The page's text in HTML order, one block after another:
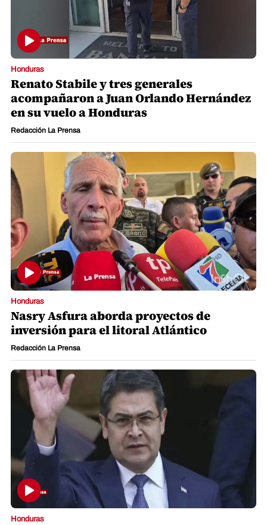
Honduras
Renato Stabile y tres generales
acompañaron a Juan Orlando Hernández
en su vuelo a Honduras
Redacción La Prensa
Honduras
Nasry Asfura aborda proyectos de
inversión para el litoral Atlántico
Redacción La Prensa
Honduras